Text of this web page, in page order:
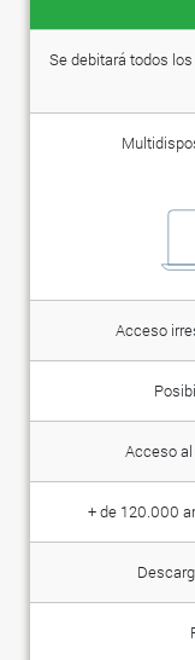
Se debitará todos
Acceso
Acceso al
+ de 120.000